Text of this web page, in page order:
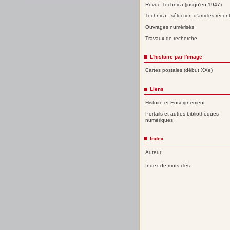
Revue Technica (jusqu'en 1947)
Technica - sélection d'articles
Ouvrages numérisés
Travaux de recherche
L'histoire par l'image
Cartes postales (début XXe)
Liens
Histoire et Enseignement
Portails et autres bibliothèques
numériques
Index
Auteur
Index de mots-clés